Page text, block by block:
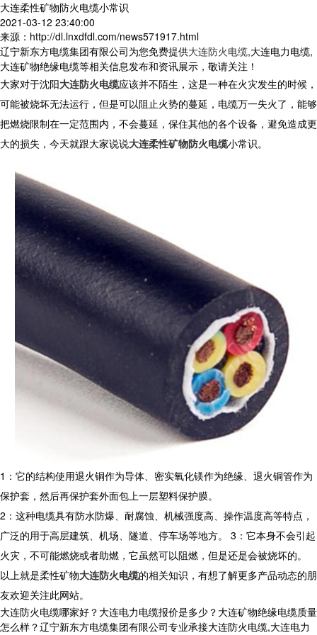
大连柔性矿物防火电缆小常识
2021-03-12 23:40:00
来源：http://dl.lnxdfdl.com/news571917.html
辽宁新东方电缆集团有限公司为您免费提供大连防火电缆,大连电力电缆,
大连矿物绝缘电缆等相关信息发布和资讯展示，敬请关注！
大家对于沈阳大连防火电缆应该并不陌生，这是一种在火灾发生的时候，
可能被烧坏无法运行，但是可以阻止火势的蔓延，电缆万一失火了，能够
把燃烧限制在一定范围内，不会蔓延，保住其他的各个设备，避免造成更
大的损失，今天就跟大家说说大连柔性矿物防火电缆小常识。
1：它的结构使用退火铜作为导体、密实氧化镁作为绝缘、退火铜管作为
保护套，然后再保护套外面包上一层塑料保护膜。
2：这种电缆具有防水防爆、耐腐蚀、机械强度高、操作温度高等特点，
广泛的用于高层建筑、机场、隧道、停车场等地方。 3：它本身不会引起
火灾，不可能燃烧或者助燃，它虽然可以阻燃，但是还是会被烧坏的。
以上就是柔性矿物大连防火电缆的相关知识，有想了解更多产品动态的朋
友欢迎关注此网站。
大连防火电缆哪家好？大连电力电缆报价是多少？大连矿物绝缘电缆质量
怎么样？辽宁新东方电缆集团有限公司专业承接大连防火电缆,大连电力